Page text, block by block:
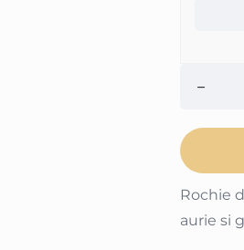
Rochie
aurie si